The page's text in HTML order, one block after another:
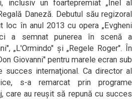
inclusiv un foartepremiat „Inel al
Daneză. Debutul său regizoral
loc în anul 2013 cu opera „Evgheni
a semnat punerea în scenă a
„L'Ormindo" şi „Regele Roger". În
Giovanni" pentru marele ecran sub
succes internaţional. Ca director al
s-a remarcat prin programe
care au reușit să repună cu succes